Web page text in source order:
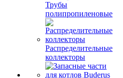
Трубы
полипропиленовые
Распределительные
коллекторы